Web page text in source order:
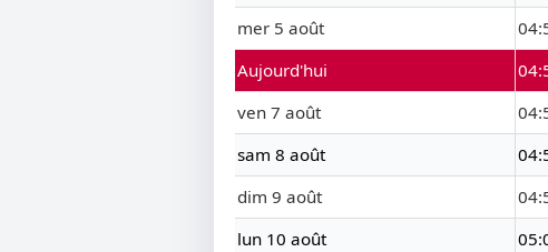
mer 5 août
Aujourd'hui
ven 7 août
sam 8 août
dim 9 août
lun 10 août